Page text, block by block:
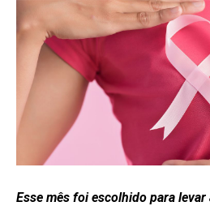
Esse mês foi escolhido para